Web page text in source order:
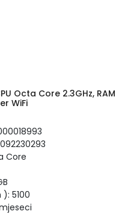
Octa Core 2.3GHz,
WiFi
Core
5100